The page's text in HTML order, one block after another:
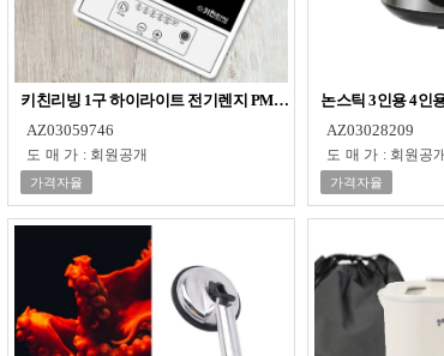
화력 세라믹상판
키친리빙 1구 하이라이트 전기렌지 PMC-2000H
AZ03059746
도매가 : 회원공개
가격자율
논스틱 3인용 4인
AZ03028209
도매가 : 회원공개
가격자율